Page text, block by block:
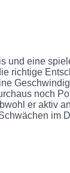
und eine
richtige
noch
er aktiv
im